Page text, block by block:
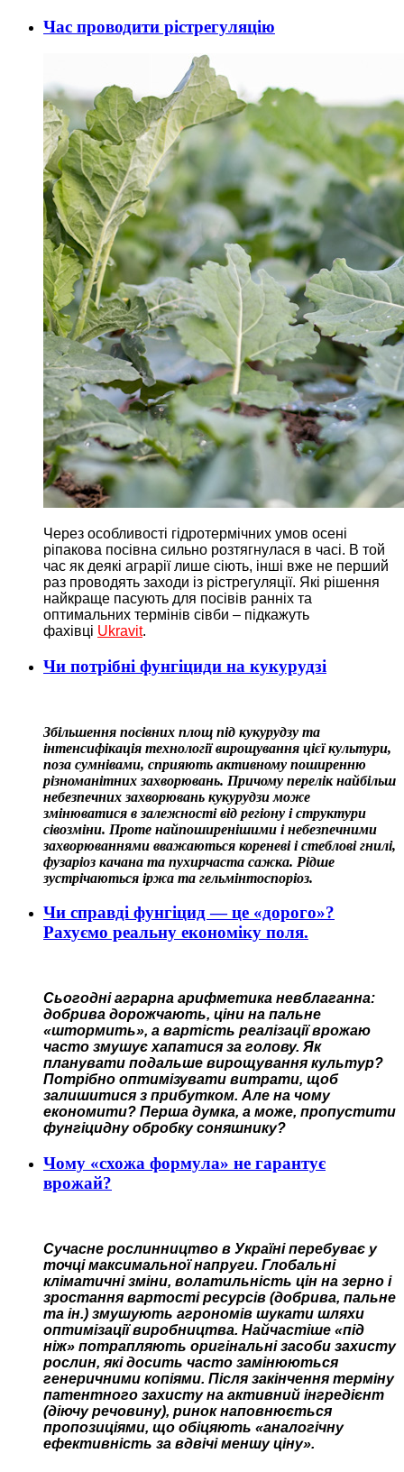
Час проводити рістрегуляцію
Через особливості гідротермічних умов осені
ріпакова посівна сильно розтягнулася в часі. В той
час як деякі аграрії лише сіють, інші вже не перший
раз проводять заходи із рістрегуляції. Які рішення
найкраще пасують для посівів ранніх та
оптимальних термінів сівби – підкажуть
фахівці Ukravit.
Чи потрібні фунгіциди на кукурудзі
Збільшення посівних площ під кукурудзу та
інтенсифікація технології вирощування цієї культури,
поза сумнівами, сприяють активному поширенню
різноманітних захворювань. Причому перелік найбільш
небезпечних захворювань кукурудзи може
змінюватися в залежності від регіону і структури
сівозміни. Проте найпоширенішими і небезпечними
захворюваннями вважаються кореневі і стеблові гнилі,
фузаріоз качана та пухирчаста сажка. Рідше
зустрічаються іржа та гельмінтоспоріоз.
Чи справді фунгіцид — це «дорого»?
Рахуємо реальну економіку поля.
Сьогодні аграрна арифметика невблаганна:
добрива дорожчають, ціни на пальне
«штормить», а вартість реалізації врожаю
часто змушує хапатися за голову. Як
планувати подальше вирощування культур?
Потрібно оптимізувати витрати, щоб
залишитися з прибутком. Але на чому
економити? Перша думка, а може, пропустити
фунгіцидну обробку соняшнику?
Чому «схожа формула» не гарантує
врожай?
Сучасне рослинництво в Україні перебуває у
точці максимальної напруги. Глобальні
кліматичні зміни, волатильність цін на зерно і
зростання вартості ресурсів (добрива, пальне
та ін.) змушують агрономів шукати шляхи
оптимізації виробництва. Найчастіше «під
ніж» потрапляють оригінальні засоби захисту
рослин, які досить часто замінюються
генеричними копіями. Після закінчення терміну
патентного захисту на активний інгредієнт
(діючу речовину), ринок наповнюється
пропозиціями, що обіцяють «аналогічну
ефективність за вдвічі меншу ціну».